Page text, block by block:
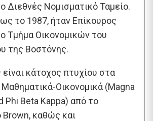
Διεθνές Νομισματικό Ταμείο.
το 1987, ήταν Επίκουρος
Τμήμα Οικονομικών του
της Βοστόνης.
κάτοχος πτυχίου στα
Οικονομικά (Magna
Phi Beta Kappa) από το
Brown, καθώς και